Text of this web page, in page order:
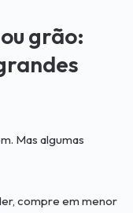
grão:
Mas algumas
compre em menor